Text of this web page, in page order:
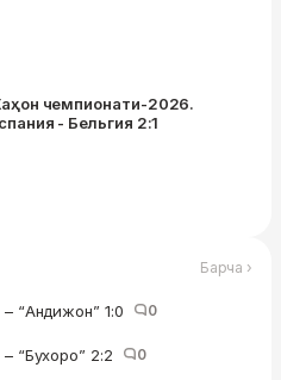
чемпионати-2026.
- Бельгия 2:1
Барча ›
“Андижон” 1:0 0
“Бухоро” 2:2 0